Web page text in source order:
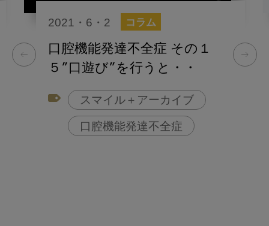
2021・6・2 コラム
口腔機能発達不全症 その１
５”口遊び”を行うと・・
スマイル＋アーカイブ
口腔機能発達不全症